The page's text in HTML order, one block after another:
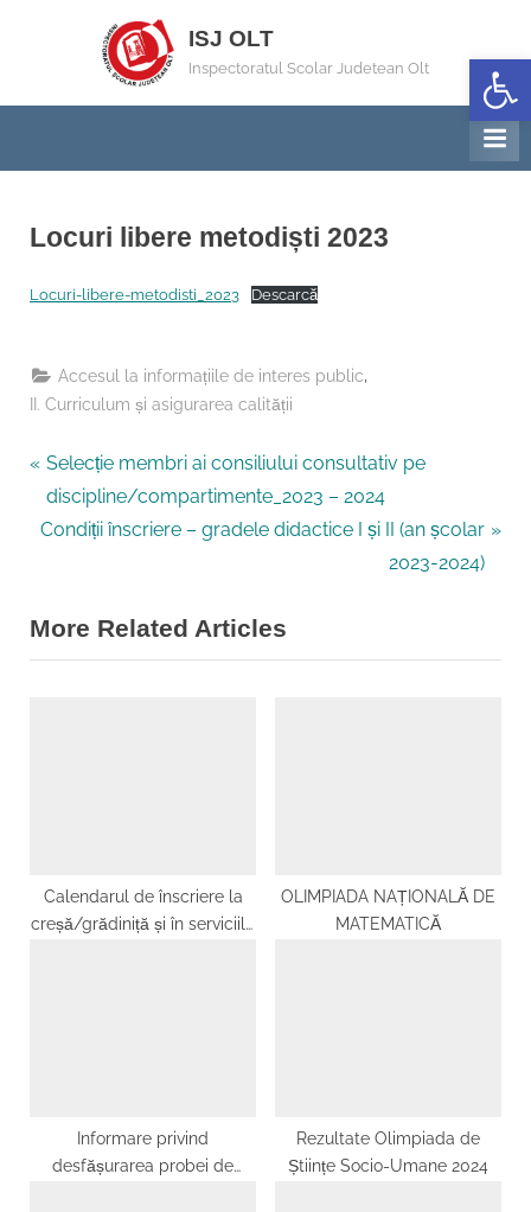
ISJ OLT
Inspectoratul Scolar Judetean Olt
Locuri libere metodiști 2023
Posted
02/10/2023
By
Informatizare
Locuri-libere-metodisti_2023 Descarcă
Accesul la informațiile de interes public
II. Curriculum și asigurarea calității
Navigare
în
P
r
e
o
u
Selecție membri ai consiliului consultativ pe
discipline/compartimente_2023 – 2024
N
t
P
Condiții înscriere – gradele didactice I și II (an școlar
2023-2024)
More Related Articles
Calendarul de înscriere la
creșă/grădiniță și în serviciile
OLIMPIADA NAȚIONALĂ DE
MATEMATICĂ
Informare privind
desfășurarea probei de
Rezultate Olimpiada de
Științe Socio-Umane 2024